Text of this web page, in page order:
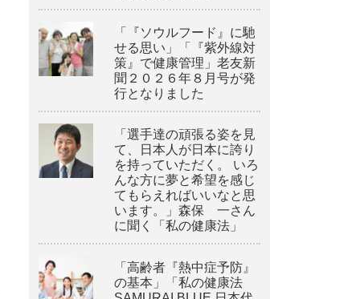
「『ソウルフード』に馳
せる思い」「『紫外線対
策』で健康管理」老友新
聞２０２６年８月号が発
行となりました
「選手達の頑張る姿を見
て、日本人が日本に誇り
を持っていただく。 いろ
んな方に夢と希望を感じ
てもらえればいいなと思
います。」森保 一さん
に聞く「私の健康法」
「高齢者『熱中症予防』
の基本」「私の健康法